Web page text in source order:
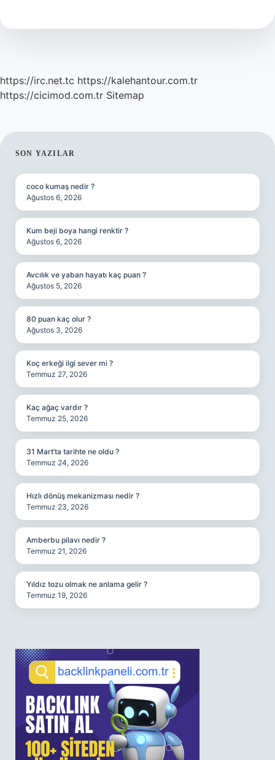
https://irc.net.tc https://kalehantour.com.tr
https://cicimod.com.tr Sitemap
SIDEBAR
SON YAZILAR
coco kumaş nedir ?
Ağustos 6, 2026
Kum beji boya hangi renktir ?
Ağustos 6, 2026
Avcılık ve yaban hayatı kaç puan ?
Ağustos 5, 2026
80 puan kaç olur ?
Ağustos 3, 2026
Koç erkeği ilgi sever mi ?
Temmuz 27, 2026
Kaç ağaç vardır ?
Temmuz 25, 2026
31 Mart’ta tarihte ne oldu ?
Temmuz 24, 2026
Hızlı dönüş mekanizması nedir ?
Temmuz 23, 2026
Amberbu pilavı nedir ?
Temmuz 21, 2026
Yıldız tozu olmak ne anlama gelir ?
Temmuz 19, 2026